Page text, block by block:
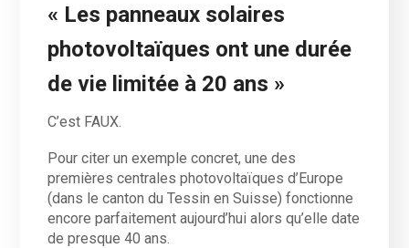
« Les panneaux solaires
photovoltaïques ont une durée
de vie limitée à 20 ans »
C’est FAUX.
Pour citer un exemple concret, une des
premières centrales photovoltaïques d’Europe
(dans le canton du Tessin en Suisse) fonctionne
encore parfaitement aujourd’hui alors qu’elle date
de presque 40 ans.